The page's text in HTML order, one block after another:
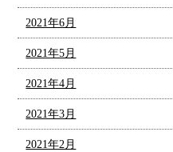
2021年6月
2021年5月
2021年4月
2021年3月
2021年2月